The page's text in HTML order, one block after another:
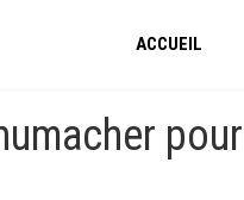
ACCUEIL